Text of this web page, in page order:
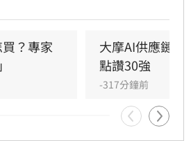
本面強勁的4大族群。
？專家
大摩AI供應鏈圖
點讚30強
-317分鐘前